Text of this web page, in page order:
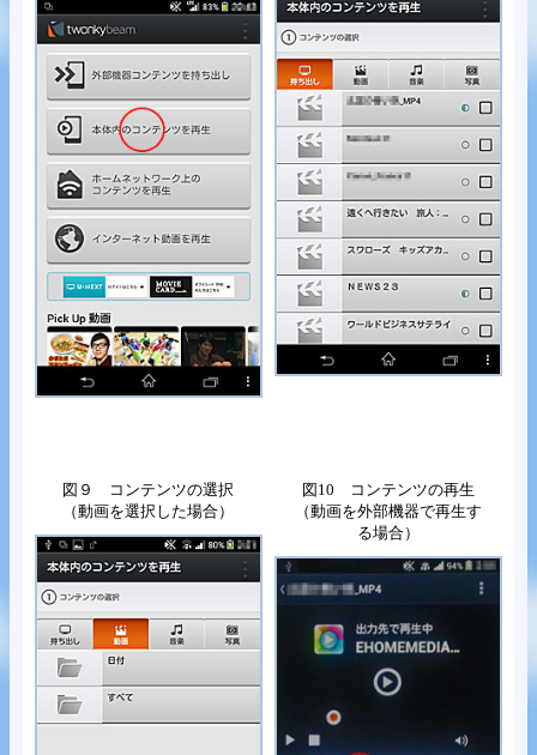
図９ コンテンツの選択
（動画を選択した場合）
図10 コンテンツの再生
（動画を外部機器で再生す
る場合）